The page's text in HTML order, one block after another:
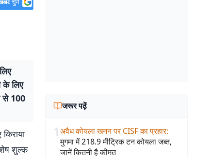
के लिए
से 100
शुल्क
जरूर पढ़ें
1अवैध कोयला खनन पर CISF का प्रहार:
मुगमा में 218.9 मीट्रिक टन कोयला जब्त,
जानें कितनी है कीमत